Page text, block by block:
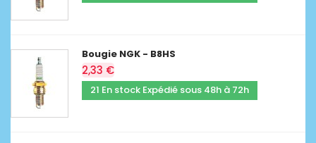
Bougie NGK - B8HS
2,33 €
21 En stock Expédié sous 48h à 72h